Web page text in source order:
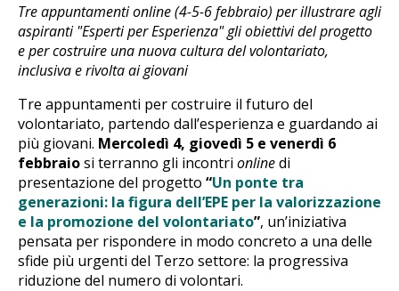
Tre appuntamenti online (4-5-6 febbraio) per illustrare agli
aspiranti "Esperti per Esperienza" gli obiettivi del progetto
e per costruire una nuova cultura del volontariato,
inclusiva e rivolta ai giovani
Tre appuntamenti per costruire il futuro del
volontariato, partendo dall’esperienza e guardando ai
più giovani. Mercoledì 4, giovedì 5 e venerdì 6
febbraiosi terranno gli incontri onlinedi
presentazione del progetto “Un ponte tra
generazioni: la figura dell’EPE per la valorizzazione
e la promozione del volontariato”, un’iniziativa
pensata per rispondere in modo concreto a una delle
sfide più urgenti del Terzo settore: la progressiva
riduzione del numero di volontari.